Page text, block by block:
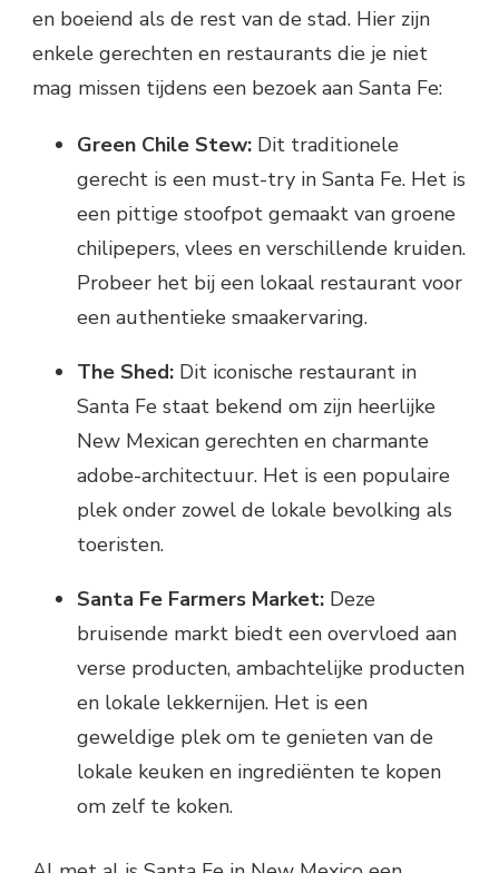
en boeiend als de rest van de stad. Hier zijn
enkele gerechten en restaurants die je niet
mag missen tijdens een bezoek aan Santa Fe:
Green Chile Stew: Dit traditionele
gerecht is een must-try in Santa Fe. Het is
een pittige stoofpot gemaakt van groene
chilipepers, vlees en verschillende kruiden.
Probeer het bij een lokaal restaurant voor
een authentieke smaakervaring.
The Shed: Dit iconische restaurant in
Santa Fe staat bekend om zijn heerlijke
New Mexican gerechten en charmante
adobe-architectuur. Het is een populaire
plek onder zowel de lokale bevolking als
toeristen.
Santa Fe Farmers Market: Deze
bruisende markt biedt een overvloed aan
verse producten, ambachtelijke producten
en lokale lekkernijen. Het is een
geweldige plek om te genieten van de
lokale keuken en ingrediënten te kopen
om zelf te koken.